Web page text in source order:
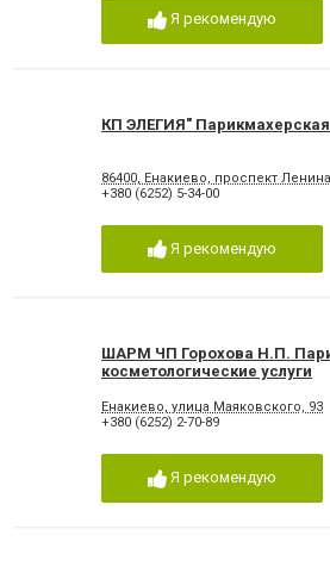
Я рекомендую
КП ЭЛЕГИЯ"
86400, Енакиево, проспект
+380 (6252) 5-34-00
Я рекомендую
ШАРМ ЧП Горохова Н.П.
косметологические услуги
Енакиево, улица Маяковского, 93
+380 (6252) 2-70-89
Я рекомендую